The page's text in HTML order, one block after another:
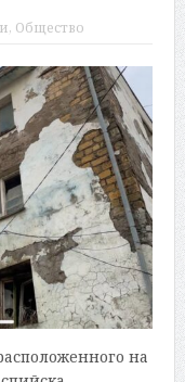
, Общество
на